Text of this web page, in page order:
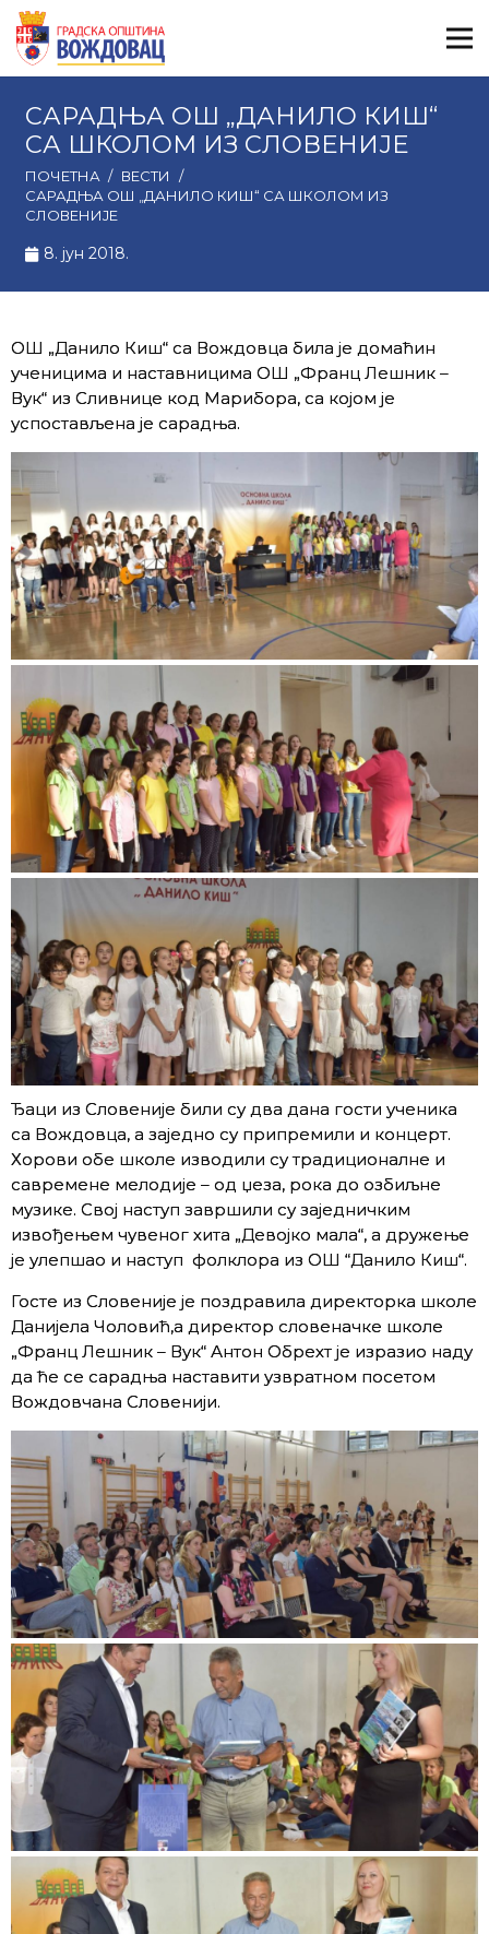
САРАДЊА ОШ „ДАНИЛО КИШ“
СА ШКОЛОМ ИЗ СЛОВЕНИЈЕ
ПОЧЕТНА / ВЕСТИ
/
САРАДЊА ОШ „ДАНИЛО КИШ“ СА ШКОЛОМ ИЗ
СЛОВЕНИЈЕ
8. јун 2018.
ОШ „Данило Киш“ са Вождовца била је домаћин
ученицима и наставницима ОШ „Франц Лешник –
Вук“ из Сливнице код Марибора, са којом је
успостављена је сарадња.
Ђаци из Словеније били су два дана гости ученика
са Вождовца, а заједно су припремили и концерт.
Хорови обе школе изводили су традиционалне и
савремене мелодије – од џеза, рока до озбиљне
музике. Свој наступ завршили су заједничким
извођењем чувеног хита „Девојко мала“, а дружење
је улепшао и наступ фолклора из ОШ “Данило Киш“.
Госте из Словеније је поздравила директорка школе
Данијела Чоловић,а директор словеначке школе
„Франц Лешник – Вук“ Антон Обрехт је изразио наду
да ће се сарадња наставити узвратном посетом
Вождовчана Словенији.